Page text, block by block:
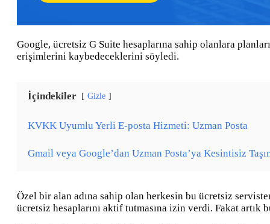
Google, ücretsiz G Suite hesaplarına sahip olanlara
erişimlerini kaybedeceklerini söyledi.
İçindekiler Gizle
KVKK Uyumlu Yerli E-posta Hizmeti: Uzman Posta
Gmail veya Google’dan Uzman Posta’ya Kesintisiz
Özel bir alan adına sahip olan herkesin bu ücretsiz
ücretsiz hesaplarını aktif tutmasına izin verdi. Fakat artık